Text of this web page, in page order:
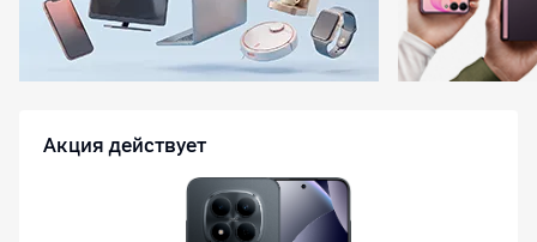
Акция действует